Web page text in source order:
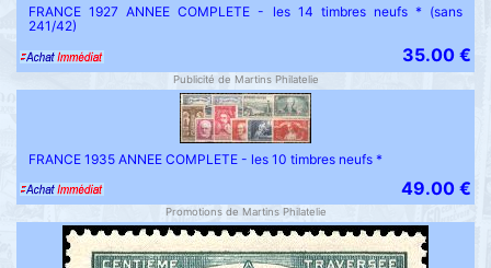
FRANCE 1927 ANNEE COMPLETE - les 14 timbres neufs * (sans
241/42)
35.00 €
Publicité de Martins Philatelie
FRANCE 1935 ANNEE COMPLETE - les 10 timbres neufs *
49.00 €
Promotions de Martins Philatelie